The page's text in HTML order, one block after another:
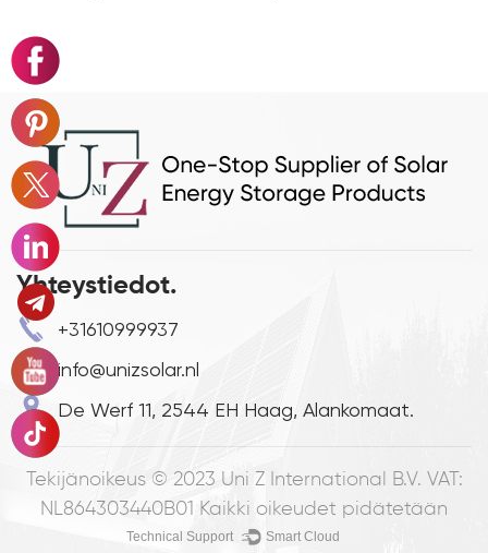
Yhteystiedot.
+31610999937
info@unizsolar.nl
De Werf 11, 2544 EH Haag, Alankomaat.
Tekijänoikeus © 2023 Uni Z International B.V. VAT:
NL864303440B01
Kaikki oikeudet pidätetään
Technical Support ： Smart Cloud